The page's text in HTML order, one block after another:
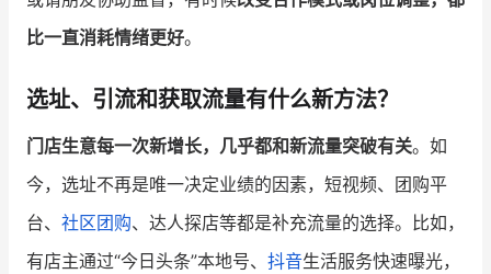
比一直消耗情绪更好。
选址、引流和获取流量有什么新方法？
门店生意每一次新增长，几乎都和新流量突破有关。如
今，选址不再是唯一决定业绩的因素，短视频、团购平
台、 社区团购、达人探店等都是补充流量的选择。比如，
有店主通过“今日头条”本地号、 抖音生活服务快速曝光，